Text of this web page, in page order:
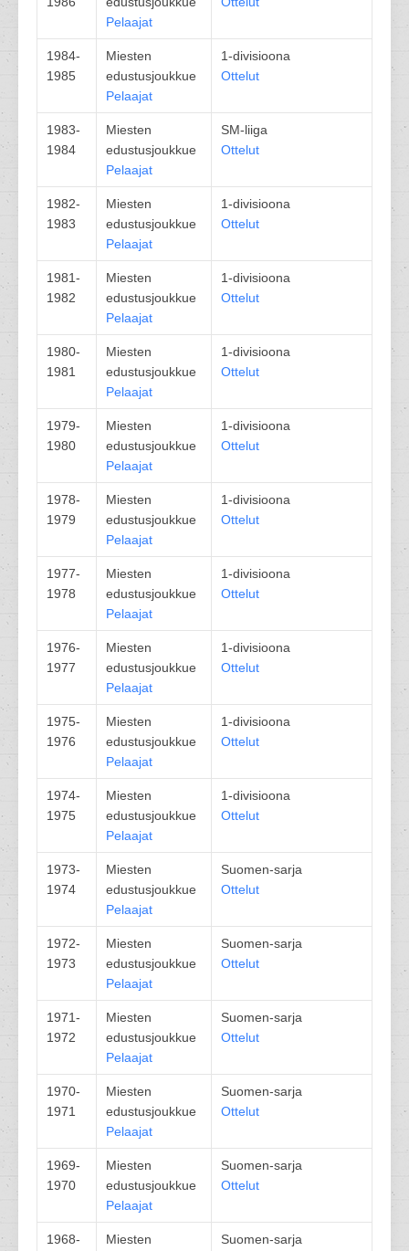
Pelaajat
1984-
1985
Miesten
edustusjoukkue
Pelaajat
1-divisioona
Ottelut
1983-
1984
Miesten
edustusjoukkue
Pelaajat
SM-liiga
Ottelut
1982-
1983
Miesten
edustusjoukkue
Pelaajat
1-divisioona
Ottelut
1981-
1982
Miesten
edustusjoukkue
Pelaajat
1-divisioona
Ottelut
1980-
1981
Miesten
edustusjoukkue
Pelaajat
1-divisioona
Ottelut
1979-
1980
Miesten
edustusjoukkue
Pelaajat
1-divisioona
Ottelut
1978-
1979
Miesten
edustusjoukkue
Pelaajat
1-divisioona
Ottelut
1977-
1978
Miesten
edustusjoukkue
Pelaajat
1-divisioona
Ottelut
1976-
1977
Miesten
edustusjoukkue
Pelaajat
1-divisioona
Ottelut
1975-
1976
Miesten
edustusjoukkue
Pelaajat
1-divisioona
Ottelut
1974-
1975
Miesten
edustusjoukkue
Pelaajat
1-divisioona
Ottelut
1973-
1974
Miesten
edustusjoukkue
Pelaajat
Suomen-sarja
Ottelut
1972-
1973
Miesten
edustusjoukkue
Pelaajat
Suomen-sarja
Ottelut
1971-
1972
Miesten
edustusjoukkue
Pelaajat
Suomen-sarja
Ottelut
1970-
1971
Miesten
edustusjoukkue
Pelaajat
Suomen-sarja
Ottelut
1969-
1970
Miesten
edustusjoukkue
Pelaajat
Suomen-sarja
Ottelut
1968-
Miesten
Suomen-sarja